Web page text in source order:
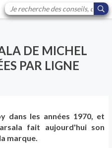
DE MICHEL
PAR LIGNE
dans les années 1970, et
fait aujourd'hui son
marque.